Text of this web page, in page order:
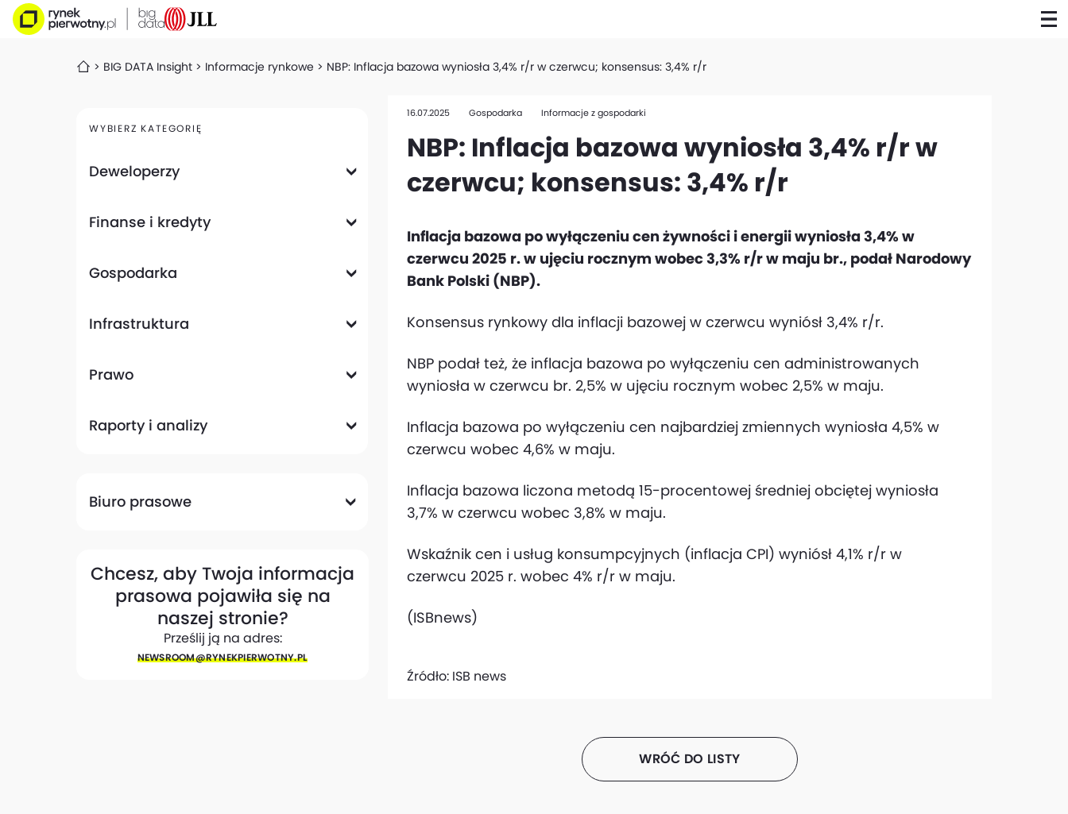
BIG DATA Insight Informacje rynkowe NBP: Inflacja bazowa wyniosła 3,4% r/r w czerwcu; konsensus: 3,4% r/r
WYBIERZ KATEGORIĘ
Deweloperzy
Finanse i kredyty
Gospodarka
Infrastruktura
Prawo
Raporty i analizy
Biuro prasowe
Chcesz, aby Twoja informacja
prasowa pojawiła się na
naszej stronie?
Prześlij ją na adres:
NEWSROOM@​RYNEKPIERWOTNY.PL
16.07.2025 Gospodarka Informacje z gospodarki
NBP: Inflacja bazowa wyniosła 3,4% r/r w
czerwcu; konsensus: 3,4% r/r
Inflacja bazowa po wyłączeniu cen żywności i energii wyniosła 3,4% w
czerwcu 2025 r. w ujęciu rocznym wobec 3,3% r/r w maju br., podał Narodowy
Bank Polski (NBP).
Konsensus rynkowy dla inflacji bazowej w czerwcu wyniósł 3,4% r/r.
NBP podał też, że inflacja bazowa po wyłączeniu cen administrowanych
wyniosła w czerwcu br. 2,5% w ujęciu rocznym wobec 2,5% w maju.
Inflacja bazowa po wyłączeniu cen najbardziej zmiennych wyniosła 4,5% w
czerwcu wobec 4,6% w maju.
Inflacja bazowa liczona metodą 15-procentowej średniej obciętej wyniosła
3,7% w czerwcu wobec 3,8% w maju.
Wskaźnik cen i usług konsumpcyjnych (inflacja CPI) wyniósł 4,1% r/r w
czerwcu 2025 r. wobec 4% r/r w maju.
(ISBnews)
Źródło: ISB news
WRÓĆ DO LISTY